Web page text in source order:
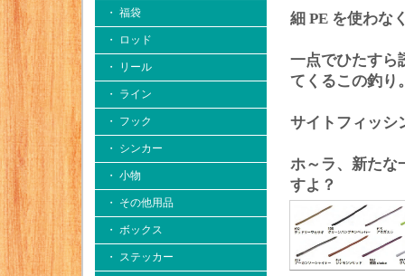
・ 福袋
・ ロッド
・ リール
・ ライン
・ フック
・ シンカー
・ 小物
・ その他用品
・ ボックス
・ ステッカー
細 PE を使わな
一点でひたすら
てくるこの釣り
サイトフィッシ
ホ～ラ、新たな
すよ？